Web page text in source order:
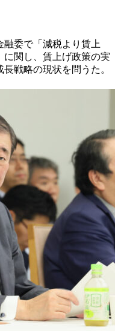
委で「減税より賃上
に関し、賃上げ政策の実
戦略の現状を問うた。